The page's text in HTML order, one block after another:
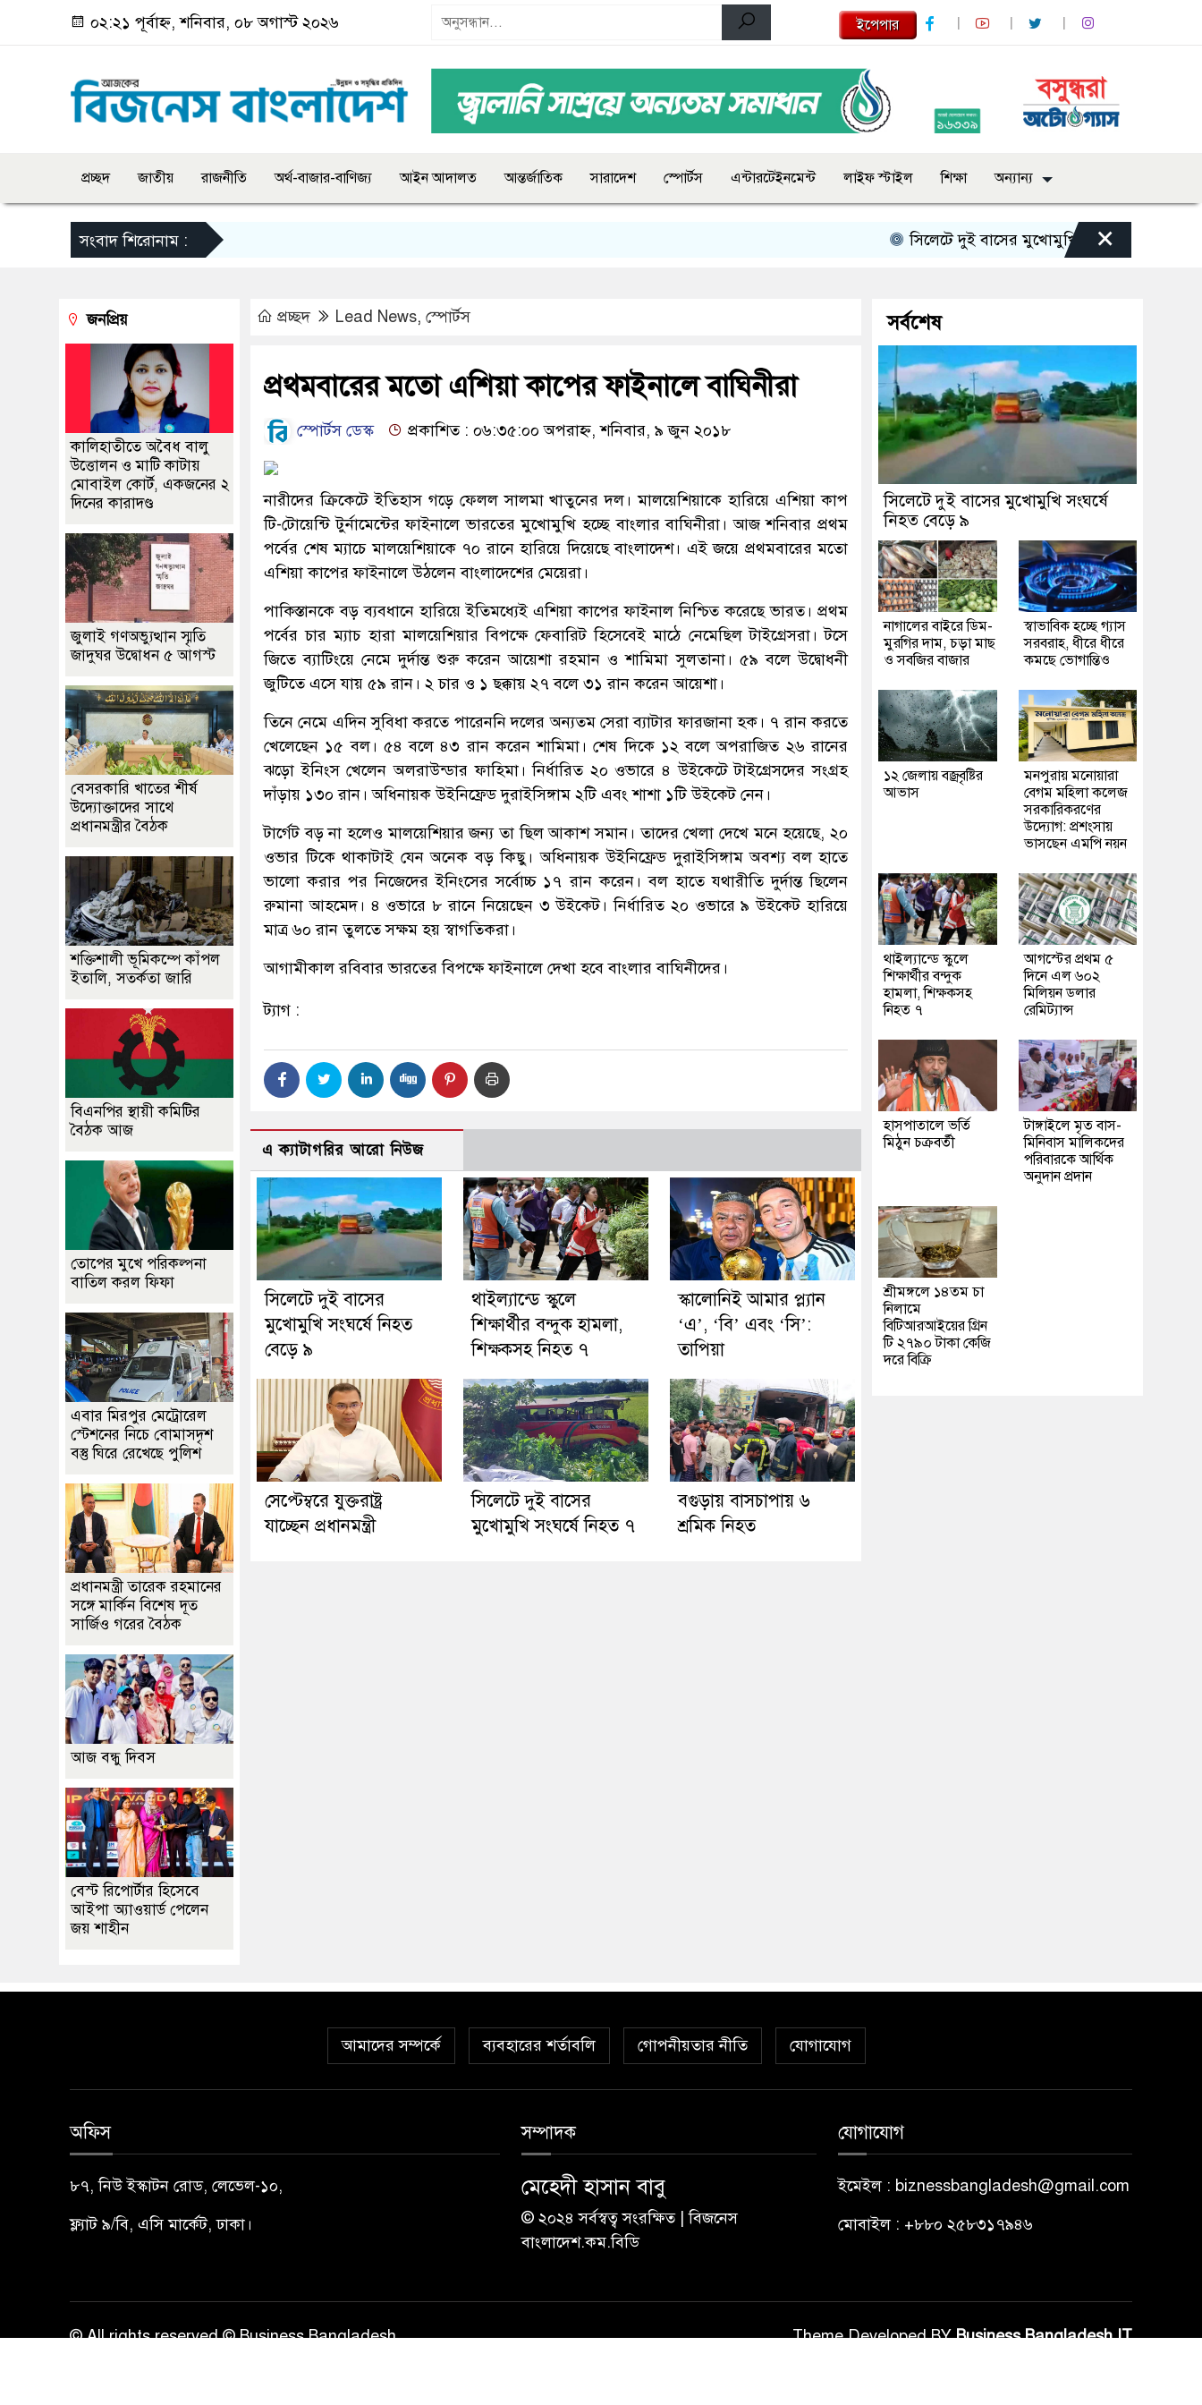
০২:২১ পূর্বাহ্ন, শনিবার, ০৮ অগাস্ট ২০২৬ ইপেপার
প্রচ্ছদ জাতীয় রাজনীতি অর্থ-বাজার-বাণিজ্য আইন আদালত আন্তর্জাতিক সারাদেশ স্পোর্টস এন্টারটেইনমেন্ট লাইফ স্টাইল শিক্ষা অন্যান্য
সংবাদ শিরোনাম : সিলেটে দুই বাসের মুখোমুখি সংঘর্ষে নিহত বেড়ে ৯
×
প্রচ্ছদ Lead News, স্পোর্টস
প্রথমবারের মতো এশিয়া কাপের ফাইনালে বাঘিনীরা
স্পোর্টস ডেস্ক প্রকাশিত : ০৬:৩৫:০০ অপরাহ্ন, শনিবার, ৯ জুন ২০১৮
নারীদের ক্রিকেটে ইতিহাস গড়ে ফেলল সালমা খাতুনের দল। মালয়েশিয়াকে হারিয়ে এশিয়া কাপ
টি-টোয়েন্টি টুর্নামেন্টের ফাইনালে ভারতের মুখোমুখি হচ্ছে বাংলার বাঘিনীরা। আজ শনিবার প্রথম
পর্বের শেষ ম্যাচে মালয়েশিয়াকে ৭০ রানে হারিয়ে দিয়েছে বাংলাদেশ। এই জয়ে প্রথমবারের মতো
এশিয়া কাপের ফাইনালে উঠলেন বাংলাদেশের মেয়েরা।
পাকিস্তানকে বড় ব্যবধানে হারিয়ে ইতিমধ্যেই এশিয়া কাপের ফাইনাল নিশ্চিত করেছে ভারত। প্রথম
পর্বের চার ম্যাচ হারা মালয়েশিয়ার বিপক্ষে ফেবারিট হিসেবেই মাঠে নেমেছিল টাইগ্রেসরা। টসে
জিতে ব্যাটিংয়ে নেমে দুর্দান্ত শুরু করেন আয়েশা রহমান ও শামিমা সুলতানা। ৫৯ বলে উদ্বোধনী
জুটিতে এসে যায় ৫৯ রান। ২ চার ও ১ ছক্কায় ২৭ বলে ৩১ রান করেন আয়েশা।
তিনে নেমে এদিন সুবিধা করতে পারেননি দলের অন্যতম সেরা ব্যাটার ফারজানা হক। ৭ রান করতে
খেলেছেন ১৫ বল। ৫৪ বলে ৪৩ রান করেন শামিমা। শেষ দিকে ১২ বলে অপরাজিত ২৬ রানের
ঝড়ো ইনিংস খেলেন অলরাউন্ডার ফাহিমা। নির্ধারিত ২০ ওভারে ৪ উইকেটে টাইগ্রেসদের সংগ্রহ
দাঁড়ায় ১৩০ রান। অধিনায়ক উইনিফ্রেড দুরাইসিঙ্গাম ২টি এবং শাশা ১টি উইকেট নেন।
টার্গেট বড় না হলেও মালয়েশিয়ার জন্য তা ছিল আকাশ সমান। তাদের খেলা দেখে মনে হয়েছে, ২০
ওভার টিকে থাকাটাই যেন অনেক বড় কিছু। অধিনায়ক উইনিফ্রেড দুরাইসিঙ্গাম অবশ্য বল হাতে
ভালো করার পর নিজেদের ইনিংসের সর্বোচ্চ ১৭ রান করেন। বল হাতে যথারীতি দুর্দান্ত ছিলেন
রুমানা আহমেদ। ৪ ওভারে ৮ রানে নিয়েছেন ৩ উইকেট। নির্ধারিত ২০ ওভারে ৯ উইকেট হারিয়ে
মাত্র ৬০ রান তুলতে সক্ষম হয় স্বাগতিকরা।
আগামীকাল রবিবার ভারতের বিপক্ষে ফাইনালে দেখা হবে বাংলার বাঘিনীদের।
ট্যাগ :
এ ক্যাটাগরির আরো নিউজ
সিলেটে দুই বাসের
মুখোমুখি সংঘর্ষে নিহত
বেড়ে ৯
থাইল্যান্ডে স্কুলে
শিক্ষার্থীর বন্দুক হামলা,
শিক্ষকসহ নিহত ৭
স্কালোনিই আমার প্ল্যান
‘এ’, ‘বি’ এবং ‘সি’:
তাপিয়া
সেপ্টেম্বরে যুক্তরাষ্ট্র
যাচ্ছেন প্রধানমন্ত্রী
সিলেটে দুই বাসের
মুখোমুখি সংঘর্ষে নিহত ৭
বগুড়ায় বাসচাপায় ৬
শ্রমিক নিহত
জনপ্রিয়
কালিহাতীতে অবৈধ বালু
উত্তোলন ও মাটি কাটায়
মোবাইল কোর্ট, একজনের ২
দিনের কারাদণ্ড
জুলাই গণঅভ্যুত্থান স্মৃতি
জাদুঘর উদ্বোধন ৫ আগস্ট
বেসরকারি খাতের শীর্ষ
উদ্যোক্তাদের সাথে
প্রধানমন্ত্রীর বৈঠক
শক্তিশালী ভূমিকম্পে কাঁপল
ইতালি, সতর্কতা জারি
বিএনপির স্থায়ী কমিটির
বৈঠক আজ
তোপের মুখে পরিকল্পনা
বাতিল করল ফিফা
এবার মিরপুর মেট্রোরেল
স্টেশনের নিচে বোমাসদৃশ
বস্তু ঘিরে রেখেছে পুলিশ
প্রধানমন্ত্রী তারেক রহমানের
সঙ্গে মার্কিন বিশেষ দূত
সার্জিও গরের বৈঠক
আজ বন্ধু দিবস
বেস্ট রিপোর্টার হিসেবে
আইপা অ্যাওয়ার্ড পেলেন
জয় শাহীন
সর্বশেষ
সিলেটে দুই বাসের মুখোমুখি সংঘর্ষে
নিহত বেড়ে ৯
নাগালের বাইরে ডিম-
মুরগির দাম, চড়া মাছ
ও সবজির বাজার
স্বাভাবিক হচ্ছে গ্যাস
সরবরাহ, ধীরে ধীরে
কমছে ভোগান্তিও
১২ জেলায় বজ্রবৃষ্টির
আভাস
মনপুরায় মনোয়ারা
বেগম মহিলা কলেজ
সরকারিকরণের
উদ্যোগ: প্রশংসায়
ভাসছেন এমপি নয়ন
থাইল্যান্ডে স্কুলে
শিক্ষার্থীর বন্দুক
হামলা, শিক্ষকসহ
নিহত ৭
আগস্টের প্রথম ৫
দিনে এল ৬০২
মিলিয়ন ডলার
রেমিট্যান্স
হাসপাতালে ভর্তি
মিঠুন চক্রবর্তী
টাঙ্গাইলে মৃত বাস-
মিনিবাস মালিকদের
পরিবারকে আর্থিক
অনুদান প্রদান
শ্রীমঙ্গলে ১৪তম চা
নিলামে
বিটিআরআইয়ের গ্রিন
টি ২৭৯০ টাকা কেজি
দরে বিক্রি
আমাদের সম্পর্কে ব্যবহারের শর্তাবলি গোপনীয়তার নীতি যোগাযোগ
অফিস
৮৭, নিউ ইস্কাটন রোড, লেভেল-১০,
ফ্ল্যাট ৯/বি, এসি মার্কেট, ঢাকা।
সম্পাদক
মেহেদী হাসান বাবু
© ২০২৪ সর্বস্বত্ব সংরক্ষিত | বিজনেস
বাংলাদেশ.কম.বিডি
যোগাযোগ
ইমেইল : biznessbangladesh@gmail.com
মোবাইল : +৮৮০ ২৫৮৩১৭৯৪৬
© All rights reserved © Business Bangladesh Theme Developed BYBusiness Bangladesh IT